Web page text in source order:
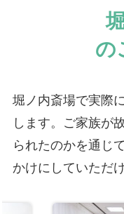
の
堀ノ内斎場で実際
します。ご家族が
られたのかを通じ
かけにしていただけ